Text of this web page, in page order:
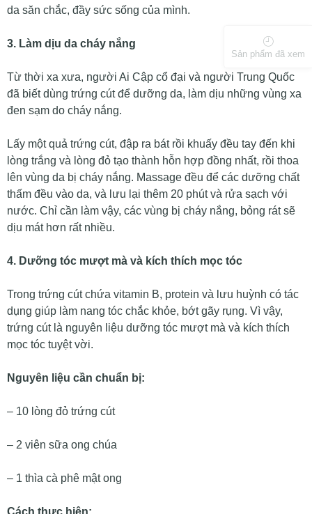
da săn chắc, đầy sức sống của mình.
3. Làm dịu da cháy nắng
Từ thời xa xưa, người Ai Cập cổ đại và người Trung Quốc
đã biết dùng trứng cút để dưỡng da, làm dịu những vùng xa
đen sạm do cháy nắng.
Lấy một quả trứng cút, đập ra bát rồi khuấy đều tay đến khi
lòng trắng và lòng đỏ tạo thành hỗn hợp đồng nhất, rồi thoa
lên vùng da bị cháy nắng. Massage đều để các dưỡng chất
thấm đều vào da, và lưu lại thêm 20 phút và rửa sạch với
nước. Chỉ cần làm vậy, các vùng bị cháy nắng, bỏng rát sẽ
dịu mát hơn rất nhiều.
4. Dưỡng tóc mượt mà và kích thích mọc tóc
Trong trứng cút chứa vitamin B, protein và lưu huỳnh có tác
dụng giúp làm nang tóc chắc khỏe, bớt gãy rụng. Vì vậy,
trứng cút là nguyên liệu dưỡng tóc mượt mà và kích thích
mọc tóc tuyệt vời.
Nguyên liệu cần chuẩn bị:
– 10 lòng đỏ trứng cút
– 2 viên sữa ong chúa
– 1 thìa cà phê mật ong
Cách thực hiện:
Sản phẩm đã xem